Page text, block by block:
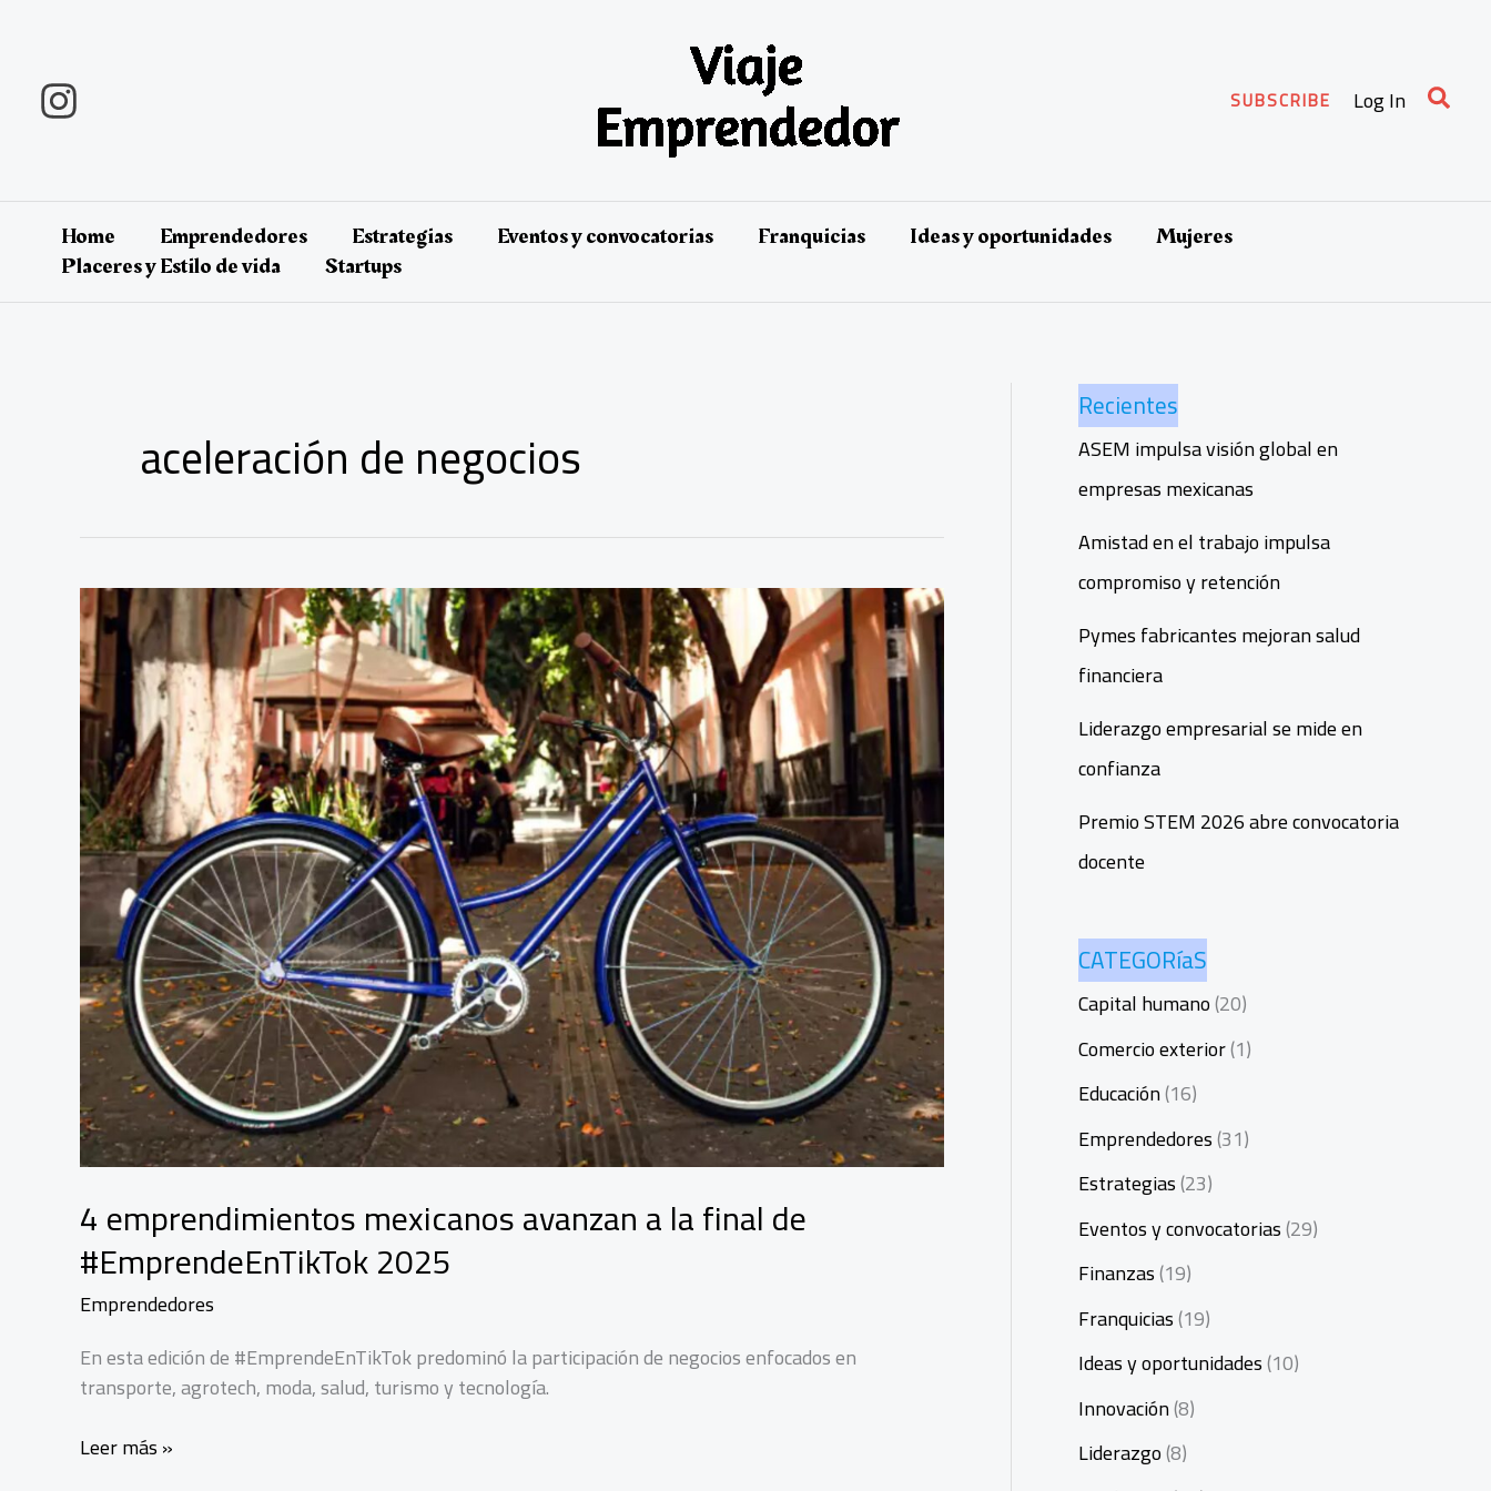
contenido
SUBSCRIBE Log In
Home Emprendedores Estrategias Eventos y convocatorias Franquicias Ideas y oportunidades
Mujeres
Placeres y Estilo de vida
Startups
aceleración de negocios
4 emprendimientos mexicanos avanzan a la final de
#EmprendeEnTikTok 2025
Emprendedores
En esta edición de #EmprendeEnTikTok predominó la participación de negocios enfocados en
transporte, agrotech, moda, salud, turismo y tecnología.
4
Leer más »
Recientes
ASEM impulsa visión global en
empresas mexicanas
Amistad en el trabajo impulsa
compromiso y retención
Pymes fabricantes mejoran salud
financiera
Liderazgo empresarial se mide en
confianza
Premio STEM 2026 abre convocatoria
docente
CATEGORíaS
Capital humano(20)
Comercio exterior(1)
Educación(16)
Emprendedores(31)
Estrategias(23)
Eventos y convocatorias(29)
Finanzas(19)
Franquicias(19)
Ideas y oportunidades(10)
Innovación(8)
Liderazgo(8)